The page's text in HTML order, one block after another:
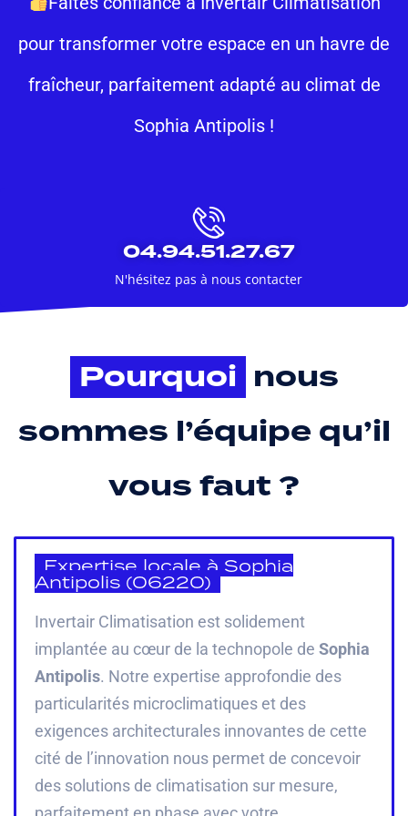
pour transformer votre espace en un havre de
fraîcheur, parfaitement adapté au climat de
Sophia Antipolis !
04.94.51.27.67
N'hésitez pas à nous contacter
Pourquoi nous
sommes l’équipe qu’il
vous faut ?
Expertise locale à Sophia
Antipolis (06220)
Invertair Climatisation est solidement
implantée au cœur de la technopole de Sophia
Antipolis. Notre expertise approfondie des
particularités microclimatiques et des
exigences architecturales innovantes de cette
cité de l’innovation nous permet de concevoir
des solutions de climatisation sur mesure,